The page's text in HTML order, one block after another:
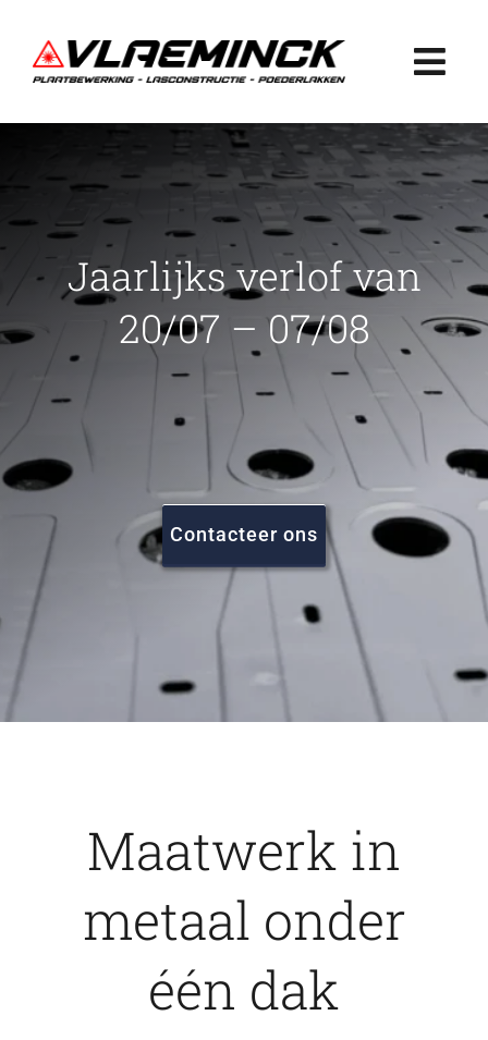
naar
inhoud
Plaatbewerking
Lasconstructie
Poederlakken
Projecten
FAQ
Vacatures
Jaarlijks verlof van
20/07 – 07/08
Contacteer ons
Maatwerk in
metaal onder
één dak